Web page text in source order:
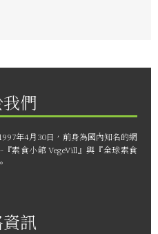
們
年4月30日，前身為國內知名的網
素食小館 VegeVill』與『全球素食
訊